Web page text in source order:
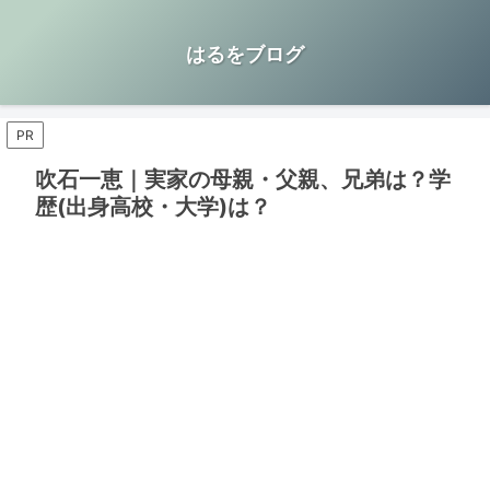
はるをブログ
PR
吹石一恵｜実家の母親・父親、兄弟は？学
歴(出身高校・大学)は？